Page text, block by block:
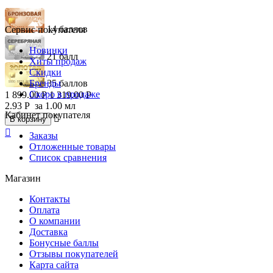
14 баллов
21 балл
35 баллов
1 899.00 Р 1 319.00 Р
2.93 Р за 1.00 мл
В корзину


Сервис покупателя
Новинки
Хиты продаж
Скидки
Бренды
Скоро в продаже
Кабинет покупателя
Заказы
Отложенные товары
Список сравнения
Магазин
Контакты
Оплата
О компании
Доставка
Бонусные баллы
Отзывы покупателей
Карта сайта